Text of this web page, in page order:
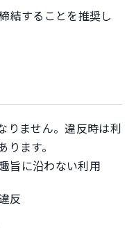
結することを推奨し
りません。違反時は利
ます。
旨に沿わない利用
反